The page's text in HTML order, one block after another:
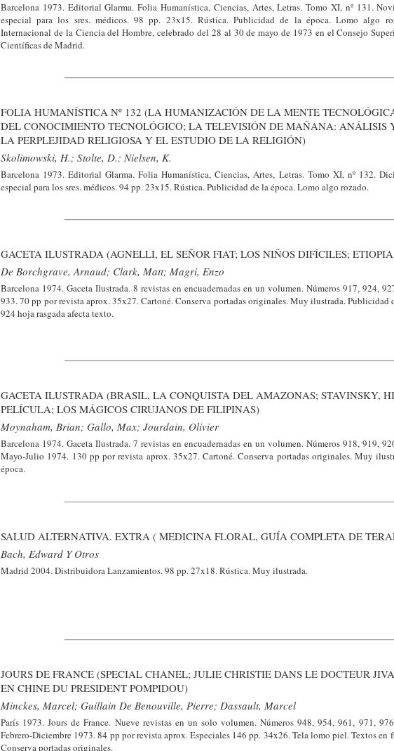
Barcelona 1973. Editorial Glarma. Folia Humanística, Ciencias, Artes, Letras. Tomo XI, nº 131.
especial para los sres. médicos. 98 pp. 23x15. Rústica. Publicidad de la época. Lomo algo
Internacional de la Ciencia del Hombre, celebrado del 28 al 30 de mayo de 1973 en el Consejo
Científicas de Madrid.
FOLIA HUMANÍSTICA Nº 132 (LA HUMANIZACIÓN DE LA MENTE
DEL CONOCIMIENTO TECNOLÓGICO; LA TELEVISIÓN DE MAÑANA: ANÁLISIS
LA PERPLEJIDAD RELIGIOSA Y EL ESTUDIO DE LA RELIGIÓN)
Skolimowski, H.; Stolte, D.; Nielsen, K.
Barcelona 1973. Editorial Glarma. Folia Humanística, Ciencias, Artes, Letras. Tomo XI, nº 132.
especial para los sres. médicos. 94 pp. 23x15. Rústica. Publicidad de la época. Lomo algo rozado.
GACETA ILUSTRADA (AGNELLI, EL SEÑOR FIAT; LOS NIÑOS DIFÍCILES;
De Borchgrave, Arnaud; Clark, Matt; Magri, Enzo
Barcelona 1974. Gaceta Ilustrada. 8 revistas en encuadernadas en un volumen. Números 917, 924,
933. 70 pp por revista aprox. 35x27. Cartoné. Conserva portadas originales. Muy ilustrada. Publicidad
924 hoja rasgada afecta texto.
GACETA ILUSTRADA (BRASIL, LA CONQUISTA DEL AMAZONAS; STAVINSKY,
PELÍCULA; LOS MÁGICOS CIRUJANOS DE FILIPINAS)
Moynaham, Brian; Gallo, Max; Jourdain, Olivier
Barcelona 1974. Gaceta Ilustrada. 7 revistas en encuadernadas en un volumen. Números 918, 919,
Mayo-Julio 1974. 130 pp por revista aprox. 35x27. Cartoné. Conserva portadas originales. Muy
época.
SALUD ALTERNATIVA. EXTRA ( MEDICINA FLORAL, GUÍA COMPLETA DE
Bach, Edward Y Otros
Madrid 2004. Distribuidora Lanzamientos. 98 pp. 27x18. Rústica. Muy ilustrada.
JOURS DE FRANCE (SPECIAL CHANEL; JULIE CHRISTIE DANS LE DOCTEUR
EN CHINE DU PRESIDENT POMPIDOU)
Minckes, Marcel; Guillain De Benouville, Pierre; Dassault, Marcel
París 1973. Jours de France. Nueve revistas en un solo volumen. Números 948, 954, 961, 971,
Febrero-Diciembre 1973. 84 pp por revista aprox. Especiales 146 pp. 34x26. Tela lomo piel. Textos en
Conserva portadas originales.